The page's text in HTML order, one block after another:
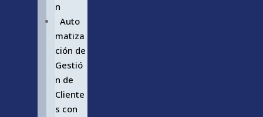
n
Auto
matiza
ción de
Gestió
n de
Cliente
s con